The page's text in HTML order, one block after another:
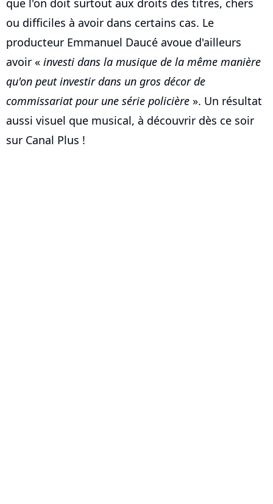
que l'on doit surtout aux droits des titres, chers
ou difficiles à avoir dans certains cas. Le
producteur Emmanuel Daucé avoue d'ailleurs
avoir « investi dans la musique de la même manière
qu'on peut investir dans un gros décor de
commissariat pour une série policière ». Un résultat
aussi visuel que musical, à découvrir dès ce soir
sur Canal Plus !